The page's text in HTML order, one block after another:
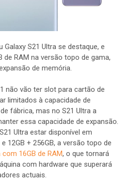
S21 Ultra se destaque, e
de RAM na versão topo de gama,
de memória.
não vão ter slot para cartão de
limitados à capacidade de
fábrica, mas no S21 Ultra a
essa capacidade de expansão.
Ultra estar disponível em
12GB + 256GB, a versão topo de
16GB de RAM, o que tornará
com hardware que superará
actuais.